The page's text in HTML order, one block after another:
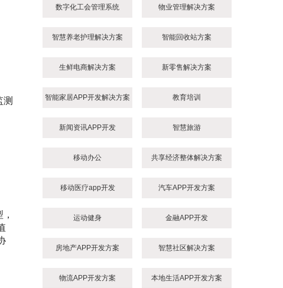
测
数字化工会管理系统
物业管理解决方案
智慧养老护理解决方案 智能回收站方案
生鲜电商解决方案 新零售解决方案
智能家居APP开发解决方案 教育培训
新闻资讯APP开发 智慧旅游
移动办公 共享经济整体解决方案
移动医疗app开发 汽车APP开发方案
运动健身 金融APP开发
房地产APP开发方案 智慧社区解决方案
物流APP开发方案 本地生活APP开发方案